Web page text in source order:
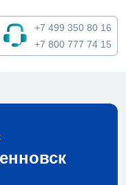
+7 499 350 80 16
+7 800 777 74 15